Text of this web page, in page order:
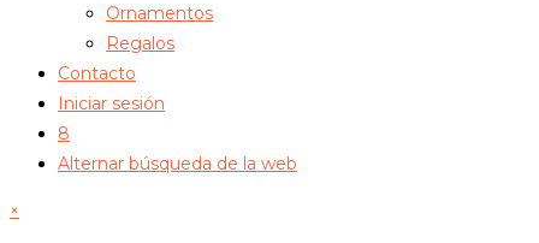
Ornamentos
Regalos
Contacto
Iniciar sesión
8
Alternar búsqueda de la web
×